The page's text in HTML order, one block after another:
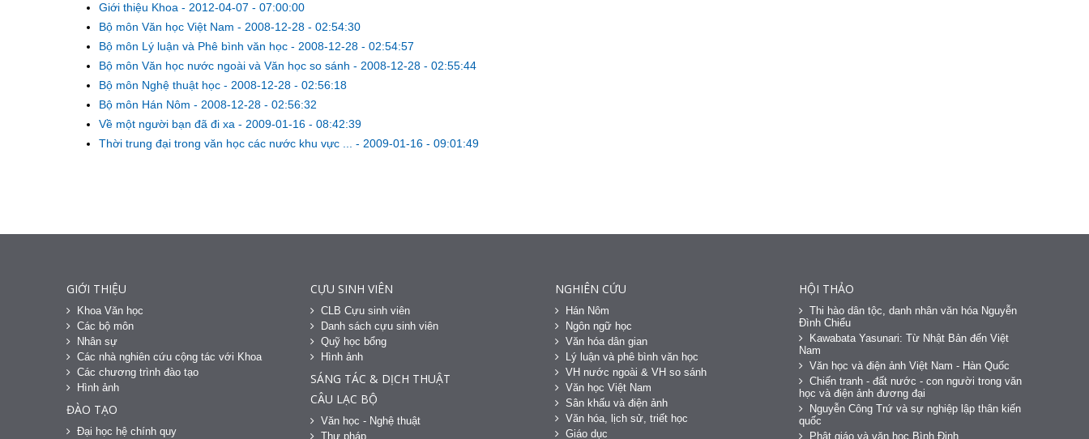
Giới thiệu Khoa - 2012-04-07 - 07:00:00
Bộ môn Văn học Việt Nam - 2008-12-28 - 02:54:30
Bộ môn Lý luận và Phê bình văn học - 2008-12-28 - 02:54:57
Bộ môn Văn học nước ngoài và Văn học so sánh - 2008-12-28 - 02:55:44
Bộ môn Nghệ thuật học - 2008-12-28 - 02:56:18
Bộ môn Hán Nôm - 2008-12-28 - 02:56:32
Về một người bạn đã đi xa - 2009-01-16 - 08:42:39
Thời trung đại trong văn học các nước khu vực ... - 2009-01-16 - 09:01:49
GIỚI THIỆU
Khoa Văn học
Các bộ môn
Nhân sự
Các nhà nghiên cứu cộng tác với Khoa
Các chương trình đào tạo
Hình ảnh
ĐÀO TẠO
Đại học hệ chính quy
CỰU SINH VIÊN
CLB Cựu sinh viên
Danh sách cựu sinh viên
Quỹ học bổng
Hình ảnh
SÁNG TÁC & DỊCH THUẬT
CÂU LẠC BỘ
Văn học - Nghệ thuật
Thư pháp
NGHIÊN CỨU
Hán Nôm
Ngôn ngữ học
Văn hóa dân gian
Lý luận và phê bình văn học
VH nước ngoài & VH so sánh
Văn học Việt Nam
Sân khấu và điện ảnh
Văn hóa, lịch sử, triết học
Giáo dục
HỘI THẢO
Thi hào dân tộc, danh nhân văn hóa Nguyễn
Đình Chiểu
Kawabata Yasunari: Từ Nhật Bản đến Việt
Nam
Văn học và điện ảnh Việt Nam - Hàn Quốc
Chiến tranh - đất nước - con người trong văn
học và điện ảnh đương đại
Nguyễn Công Trứ và sự nghiệp lập thân kiến
quốc
Phật giáo và văn học Bình Định